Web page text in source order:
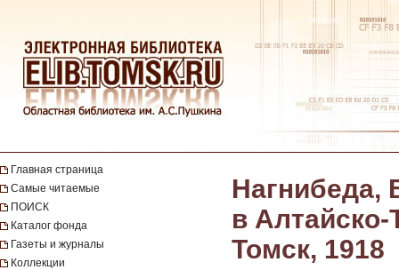
Главная страница
Самые читаемые
ПОИСК
Каталог фонда
Газеты и журналы
Коллекции
Нагнибеда,
в Алтайско-
Томск, 1918